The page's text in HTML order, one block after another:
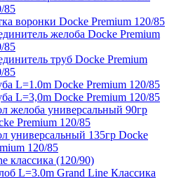
85
воронки Docke Premium 120/85
желоба Docke Premium
85
труб Docke Premium
85
L=1.0m Docke Premium 120/85
L=3,0m Docke Premium 120/85
желоба универсальный 90гр
Premium 120/85
универсальный 135гр Docke
120/85
классика (120/90)
L=3.0m Grand Line Классика